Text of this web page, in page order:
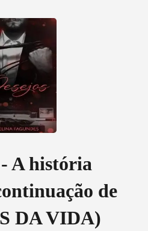
A história
de
DA VIDA)